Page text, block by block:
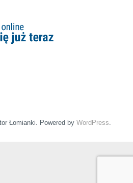
Łomianki. Powered by WordPress.